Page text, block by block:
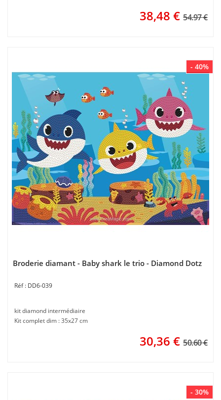
38,48 € 54.97 €
- 40%
Broderie diamant - Baby shark le trio - Diamond Dotz
DD6-039
kit diamond intermédiaire
Kit complet dim : 35x27 cm
30,36 € 50.60 €
- 30%